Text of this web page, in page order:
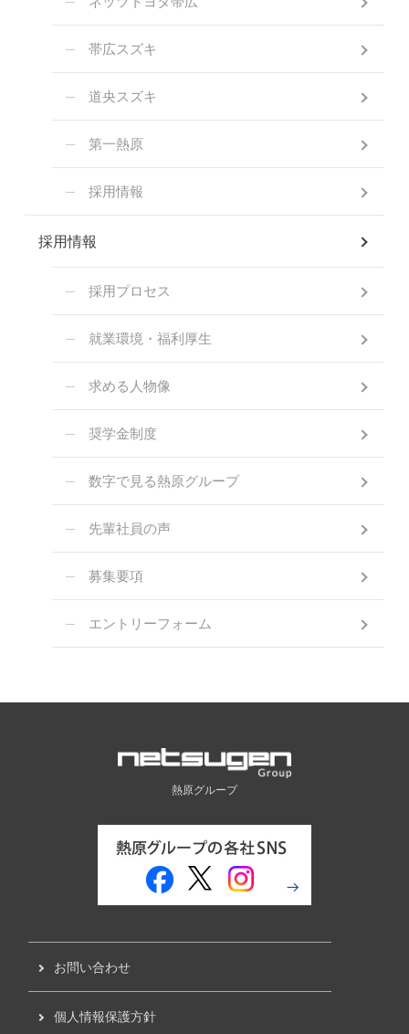
帯広スズキ
道央スズキ
第一熱原
採用情報
採用情報
採用プロセス
就業環境・福利厚生
求める人物像
奨学金制度
数字で見る熱原グループ
先輩社員の声
募集要項
エントリーフォーム
熱原グループ
お問い合わせ
個人情報保護方針